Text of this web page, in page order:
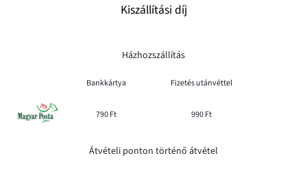
Kiszállítási díj
Házhozszállítás
Bankkártya Fizetés utánvéttel
790 Ft 990 Ft
Átvételi ponton történő átvétel